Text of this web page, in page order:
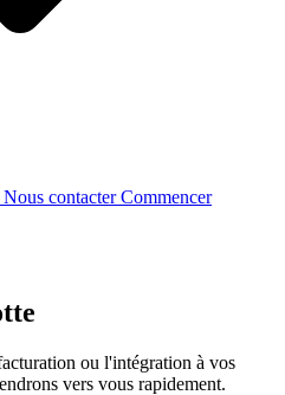
Nous contacterCommencer
ou l'intégration à vos
vers vous rapidement.